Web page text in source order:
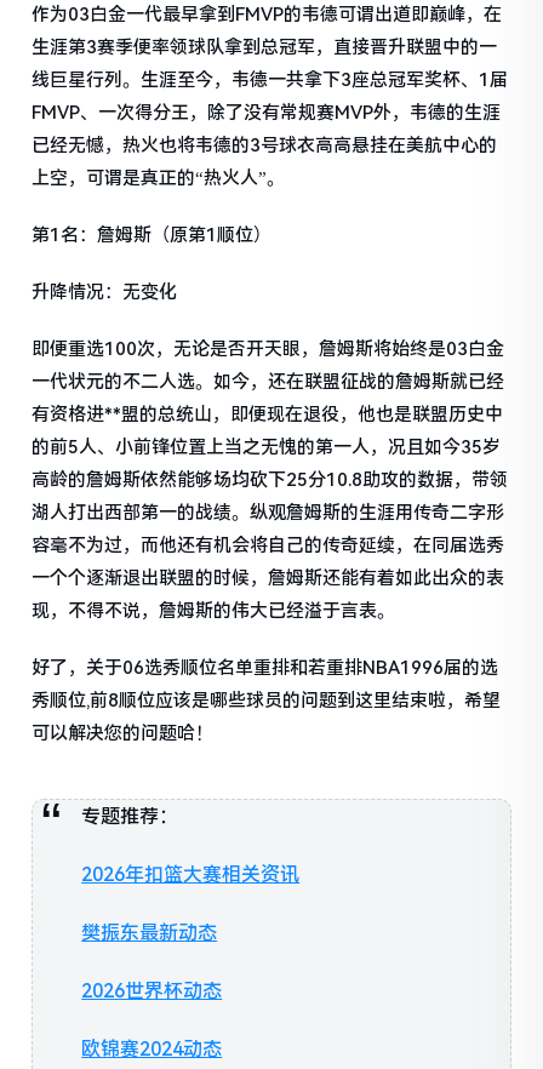
作为03白金一代最早拿到FMVP的韦德可谓出道即巅峰，在
生涯第3赛季便率领球队拿到总冠军，直接晋升联盟中的一
线巨星行列。生涯至今，韦德一共拿下3座总冠军奖杯、1届
FMVP、一次得分王，除了没有常规赛MVP外，韦德的生涯
已经无憾，热火也将韦德的3号球衣高高悬挂在美航中心的
上空，可谓是真正的“热火人”。
第1名：詹姆斯（原第1顺位）
升降情况：无变化
即便重选100次，无论是否开天眼，詹姆斯将始终是03白金
一代状元的不二人选。如今，还在联盟征战的詹姆斯就已经
有资格进**盟的总统山，即便现在退役，他也是联盟历史中
的前5人、小前锋位置上当之无愧的第一人，况且如今35岁
高龄的詹姆斯依然能够场均砍下25分10.8助攻的数据，带领
湖人打出西部第一的战绩。纵观詹姆斯的生涯用传奇二字形
容毫不为过，而他还有机会将自己的传奇延续，在同届选秀
一个个逐渐退出联盟的时候，詹姆斯还能有着如此出众的表
现，不得不说，詹姆斯的伟大已经溢于言表。
好了，关于06选秀顺位名单重排和若重排NBA1996届的选
秀顺位,前8顺位应该是哪些球员的问题到这里结束啦，希望
可以解决您的问题哈！
专题推荐：
2026年扣篮大赛相关资讯
樊振东最新动态
2026世界杯动态
欧锦赛2024动态